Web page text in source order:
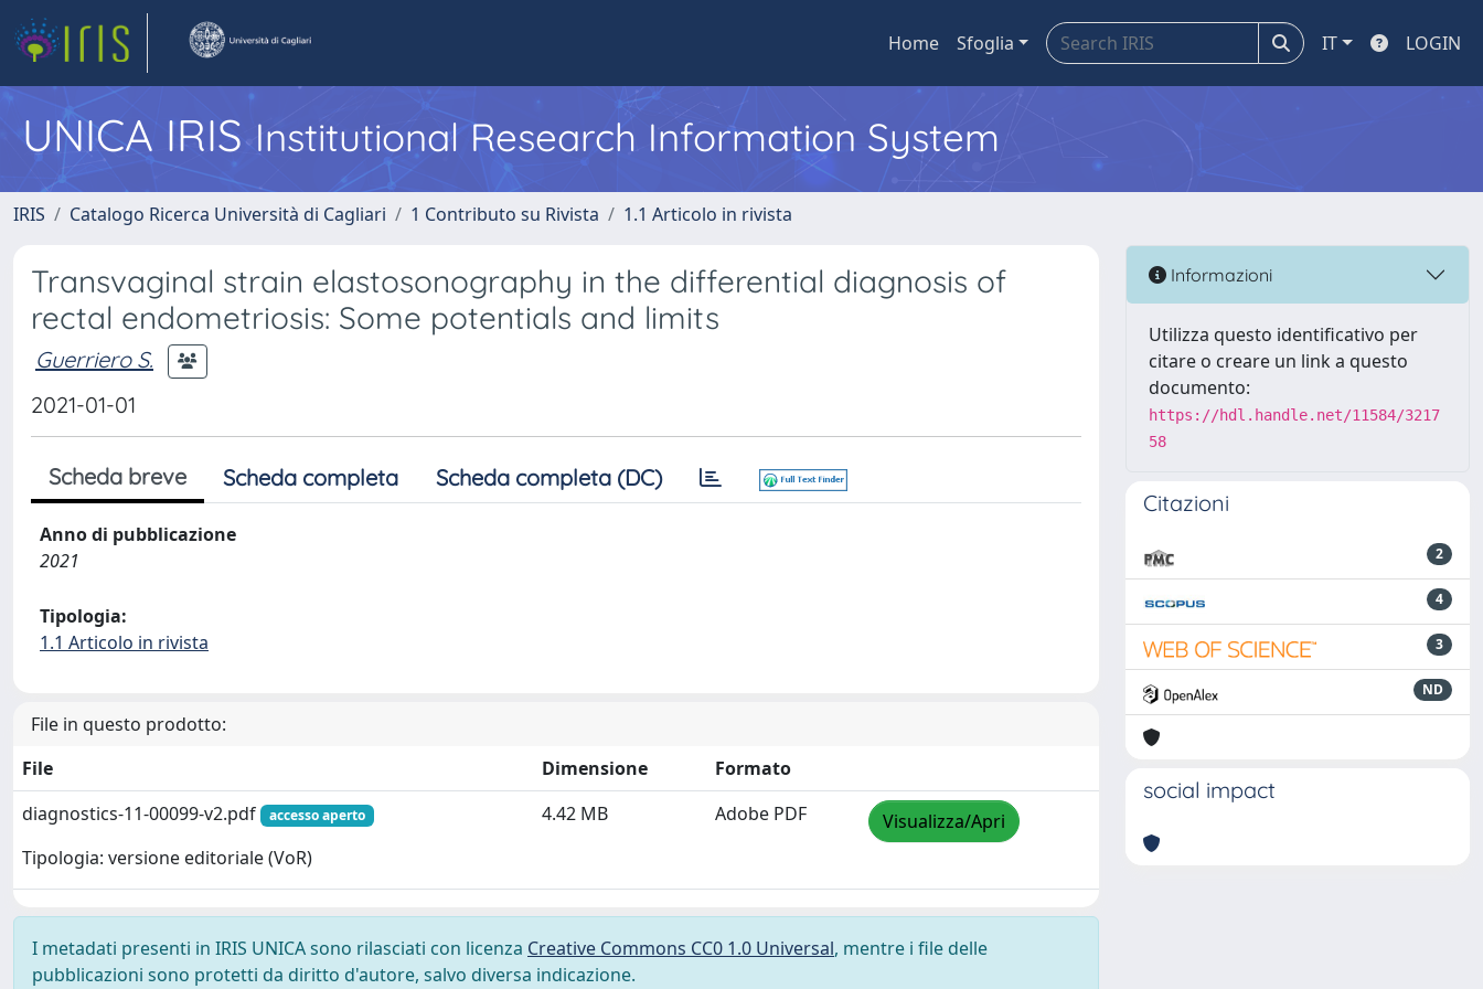
Home Sfoglia IT LOGIN
UNICA IRISInstitutional Research Information System
IRIS Catalogo Ricerca Università di Cagliari 1 Contributo su Rivista 1.1 Articolo in rivista
Transvaginal strain elastosonography in the differential diagnosis of
rectal endometriosis: Some potentials and limits
Guerriero S.
2021-01-01
Scheda breve Scheda completa Scheda completa (DC)
Anno di pubblicazione
2021
Tipologia:
1.1 Articolo in rivista
File in questo prodotto:
File
Dimensione
Formato
diagnostics-11-00099-v2.pdf
accesso aperto
Tipologia: versione editoriale (VoR)
4.42 MB Adobe PDF Visualizza/Apri
I metadati presenti in IRIS UNICA sono rilasciati con licenza Creative Commons CC0 1.0 Universal, mentre i file delle
pubblicazioni sono protetti da diritto d'autore, salvo diversa indicazione.
Informazioni
Utilizza questo identificativo per
citare o creare un link a questo
documento:
https://hdl.handle.net/11584/3217
58
Citazioni
2
4
3
ND
social impact